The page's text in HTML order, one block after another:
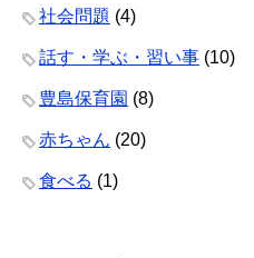
社会問題 (4)
話す・学ぶ・習い事 (10)
豊島保育園 (8)
赤ちゃん (20)
食べる (1)